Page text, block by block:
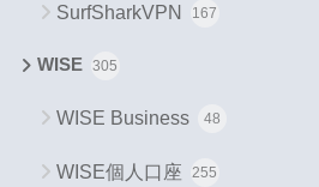
SurfSharkVPN 167
WISE 305
WISE Business 48
WISE個人口座 255